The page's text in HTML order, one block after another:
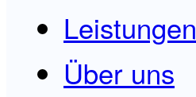
Leistungen
Über uns